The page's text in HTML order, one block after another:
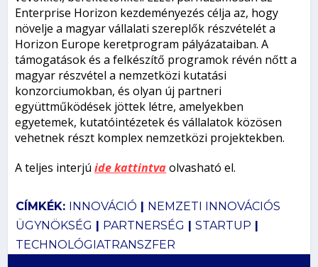
Enterprise Horizon kezdeményezés célja az, hogy
növelje a magyar vállalati szereplők részvételét a
Horizon Europe keretprogram pályázataiban. A
támogatások és a felkészítő programok révén nőtt a
magyar részvétel a nemzetközi kutatási
konzorciumokban, és olyan új partneri
együttműködések jöttek létre, amelyekben
egyetemek, kutatóintézetek és vállalatok közösen
vehetnek részt komplex nemzetközi projektekben.
A teljes interjúide kattintvaolvasható el.
CÍMKÉK: INNOVÁCIÓ | NEMZETI INNOVÁCIÓS
ÜGYNÖKSÉG | PARTNERSÉG | STARTUP |
TECHNOLÓGIATRANSZFER